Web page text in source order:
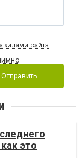
сайта
Отправить
это